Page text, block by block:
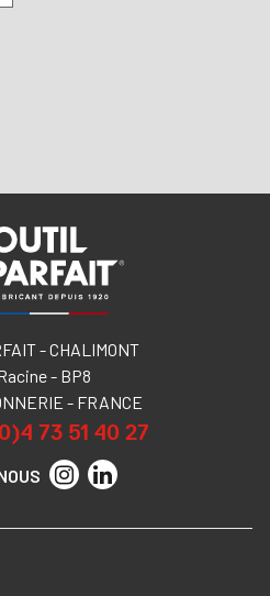
- CHALIMONT
- BP8
- FRANCE
73 51 40 27